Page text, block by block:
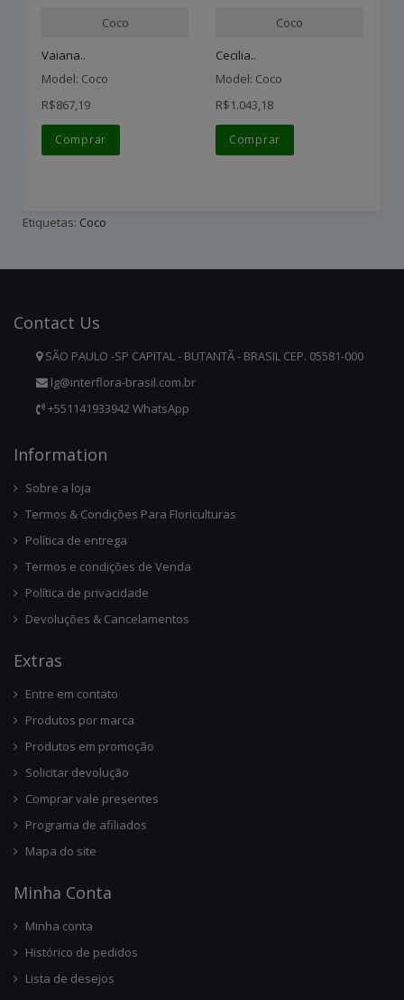
Coco
Vaiana..
Model: Coco
R$867,19
Comprar
Coco
Cecilia..
Model: Coco
R$1.043,18
Comprar
Etiquetas: Coco
Contact Us
SÃO PAULO -SP CAPITAL - BUTANTÃ - BRASIL CEP. 05581-000
lg@interflora-brasil.com.br
+551141933942 WhatsApp
InforMation
Sobre a loja
Termos & Condições Para Floriculturas
Política de entrega
Termos e condições de Venda
Política de privacidade
Devoluções & Cancelamentos
ExtRas
Entre em contato
Produtos por marca
Produtos em promoção
Solicitar devolução
Comprar vale presentes
Programa de afiliados
Mapa do site
Minha Conta
Minha conta
Histórico de pedidos
Lista de desejos